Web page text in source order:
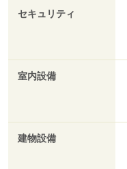
セキュリティ
室内設備
建物設備